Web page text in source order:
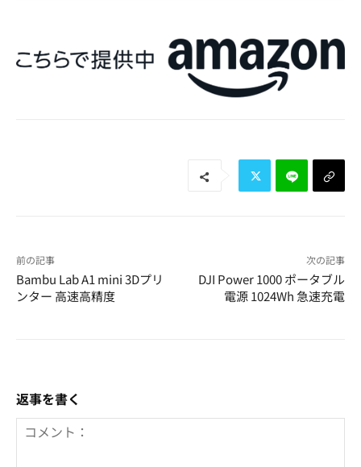
前の記事
Bambu Lab A1 mini 3Dプリ
ンター 高速高精度
次の記事
DJI Power 1000 ポータブル
電源 1024Wh 急速充電
返事を書く